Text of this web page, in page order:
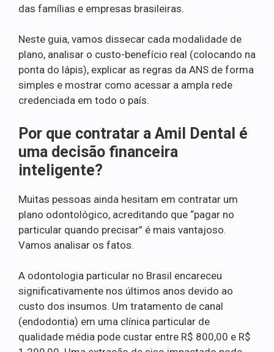
das famílias e empresas brasileiras.
Neste guia, vamos dissecar cada modalidade de
plano, analisar o custo-benefício real (colocando na
ponta do lápis), explicar as regras da ANS de forma
simples e mostrar como acessar a ampla rede
credenciada em todo o país.
Por que contratar a Amil Dental é
uma decisão financeira
inteligente?
Muitas pessoas ainda hesitam em contratar um
plano odontológico, acreditando que “pagar no
particular quando precisar” é mais vantajoso.
Vamos analisar os fatos.
A odontologia particular no Brasil encareceu
significativamente nos últimos anos devido ao
custo dos insumos. Um tratamento de canal
(endodontia) em uma clínica particular de
qualidade média pode custar entre R$ 800,00 e R$